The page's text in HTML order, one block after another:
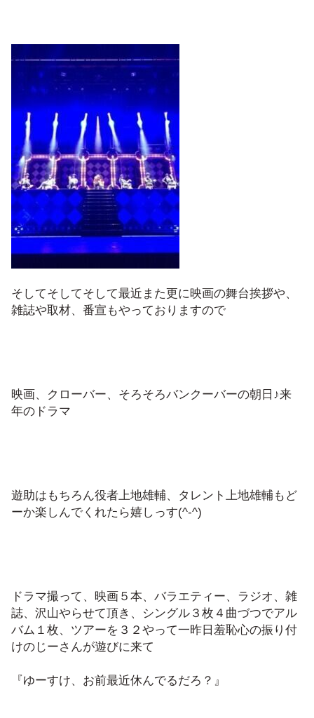
そしてそしてそして最近また更に映画の舞台挨拶や、
雑誌や取材、番宣もやっておりますので
映画、クローバー、そろそろバンクーバーの朝日♪来
年のドラマ
遊助はもちろん役者上地雄輔、タレント上地雄輔もど
ーか楽しんでくれたら嬉しっす(^-^)
ドラマ撮って、映画５本、バラエティー、ラジオ、雑
誌、沢山やらせて頂き、シングル３枚４曲づつでアル
バム１枚、ツアーを３２やって一昨日羞恥心の振り付
けのじーさんが遊びに来て
『ゆーすけ、お前最近休んでるだろ？』